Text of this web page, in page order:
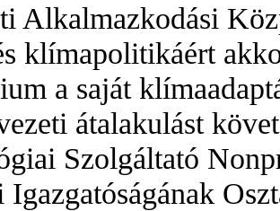
Alkalmazkodási
klímapolitikáért
a saját
átalakulást
Szolgáltató
Igazgatóságának